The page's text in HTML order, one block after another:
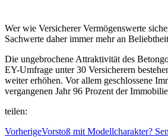
Wer wie Versicherer Vermögenswerte
Sachwerte daher immer mehr an
Die ungebrochene Attraktivität des
EY-Umfrage unter 30 Versicherern
weiter erhöhen. Vor allem geschlossene
vergangenen Jahr 96 Prozent der
teilen:
VorherigeVorstoß mit Modellcharakter?